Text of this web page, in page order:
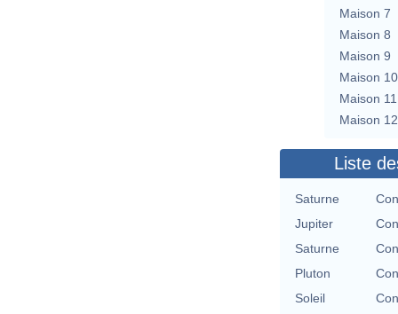
Maison 7
Maison 8
Maison 9
Maison 10
Maison 11
Maison 12
Liste
Saturne
Jupiter
Saturne
Pluton
Soleil